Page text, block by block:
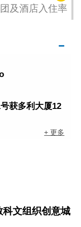
及酒店入住率
获多利大厦12
+ 更多
文组织创意城